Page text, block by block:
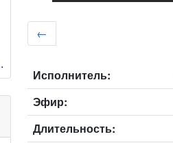
←
Исполнитель:
Эфир:
Длительность: